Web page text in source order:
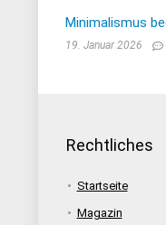
Minimalismus
19. Januar 2026
Rechtliches
Startseite
Magazin